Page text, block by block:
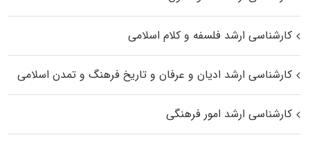
کارشناسی ارشد فلسفه و کلام اسلامی
کارشناسی ارشد ادیان و عرفان و تاریخ فرهنگ و تمدن اسلامی
کارشناسی ارشد امور فرهنگی